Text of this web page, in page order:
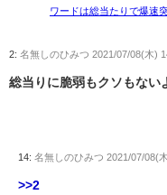
ワードは総当たりで爆速
2: 名無しのひみつ 2021/07/08(木)
総当りに脆弱もクソもない
14: 名無しのひみつ 2021/07/08(
>>2